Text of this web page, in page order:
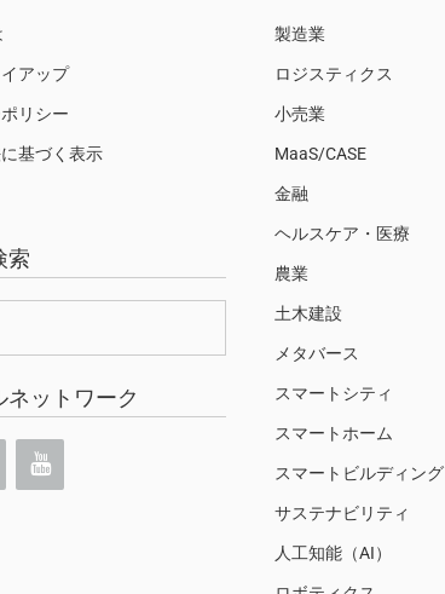
アップ
リシー
基づく表示
索
ネットワーク
製造業
ロジスティクス
小売業
MaaS/CASE
金融
ヘルスケア・医療
農業
土木建設
メタバース
スマートシティ
スマートホーム
スマートビルディング
サステナビリティ
人工知能（AI）